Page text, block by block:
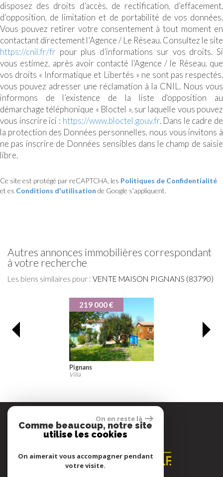
disposez des droits d’accès, de rectification, d’effacement,
d’opposition, de limitation et de portabilité de vos données.
Vous pouvez retirer votre consentement à tout moment en
contactant directement l’Agence / Le Réseau. Consultez le site
https://cnil.fr/fr pour plus d’informations sur vos droits. Si
vous estimez, après avoir contacté l'Agence / le Réseau, que
vos droits « Informatique et Libertés » ne sont pas respectés,
vous pouvez adresser une réclamation à la CNIL. Nous vous
informons de l’existence de la liste d'opposition au
démarchage téléphonique « Bloctel », sur laquelle vous pouvez
vous inscrire ici : https://www.bloctel.gouv.fr. Dans le cadre de
la protection des Données personnelles, nous vous invitons à
ne pas inscrire de Données sensibles dans le champ de saisie
libre.
Ce site est protégé par reCAPTCHA, les Politiques de Confidentialité
et es Conditions d'utilisation de Google s'appliquent.
autres annonces immobilières correspondant
à votre recherche
Les biens similaires pour : VENTE MAISON PIGNANS (83790)
219 000 €
Pignans
Villa
Espace propriétaire
On en reste là
Comme beaucoup, notre site
utilise les cookies
On aimerait vous accompagner pendant
votre visite.